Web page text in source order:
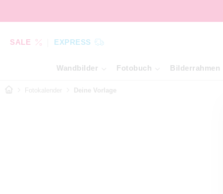
SALE EXPRESS
Wandbilder Fotobuch Bilderrahmen
Fotokalender Deine Vorlage